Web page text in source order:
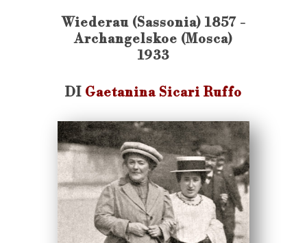
Wiederau (Sassonia) 1857 -
Archangelskoe (Mosca)
1933
DI Gaetanina Sicari Ruffo